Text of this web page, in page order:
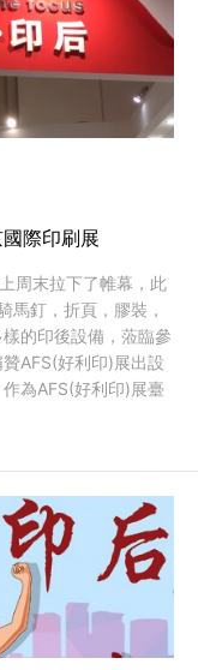
際印刷展
周末拉下了帷幕，此
馬釘，折頁，膠裝，
的印後設備，蒞臨參
AFS(好利印)展出設
為AFS(好利印)展臺